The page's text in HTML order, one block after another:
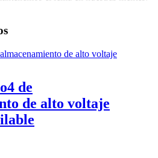
de
de alto voltaje